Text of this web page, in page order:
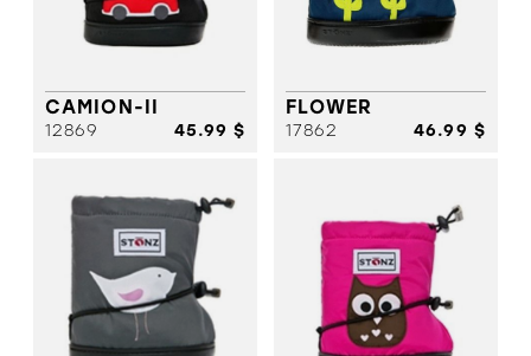
SANDALE
SPORT
SOLDES
SANDALE
CHIC
SOULIER
FILLE
BOTTE
HIVER
SOLDES
SANDALE
SPORT
FILLE
SOULIER
SOLDES
CAMION-II
12869 45.99 $
FLOWER
17862 46.99 $